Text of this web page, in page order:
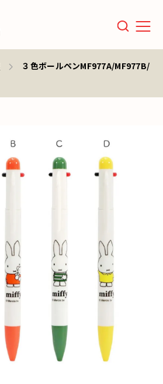
Menu
３色ボールペンMF977A/MF977B/